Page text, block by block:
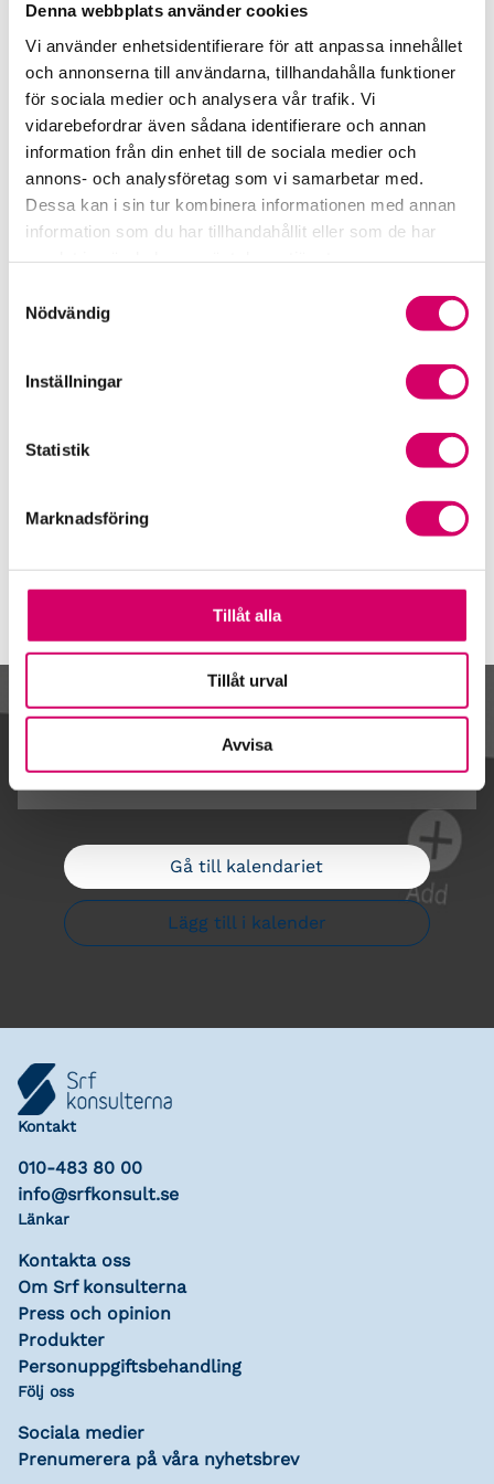
Denna webbplats använder cookies
Vi använder enhetsidentifierare för att anpassa innehållet
och annonserna till användarna, tillhandahålla funktioner
för sociala medier och analysera vår trafik. Vi
vidarebefordrar även sådana identifierare och annan
information från din enhet till de sociala medier och
annons- och analysföretag som vi samarbetar med.
Dessa kan i sin tur kombinera informationen med annan
information som du har tillhandahållit eller som de har
Nödvändig
Inställningar
Statistik
Marknadsföring
Tillåt alla
Tillåt urval
Avvisa
Norrköping
Carin Carlson
Auktoriserad Redovisningskonsult
Skicka e-post
011-36 45 50
Norrköping
Helena Callerholm
Auktoriserad Redovisningskonsult
Norrköping
Auktoriserad Redovisningskonsult
Norrköping
www.axet.se
Kalendarium
Gå till kalendariet
Lägg till i kalender
Kontakt
010-483 80 00
info@srfkonsult.se
Länkar
Kontakta oss
Om Srf konsulterna
Press och opinion
Produkter
Personuppgiftsbehandling
Följ oss
Sociala medier
Prenumerera på våra nyhetsbrev